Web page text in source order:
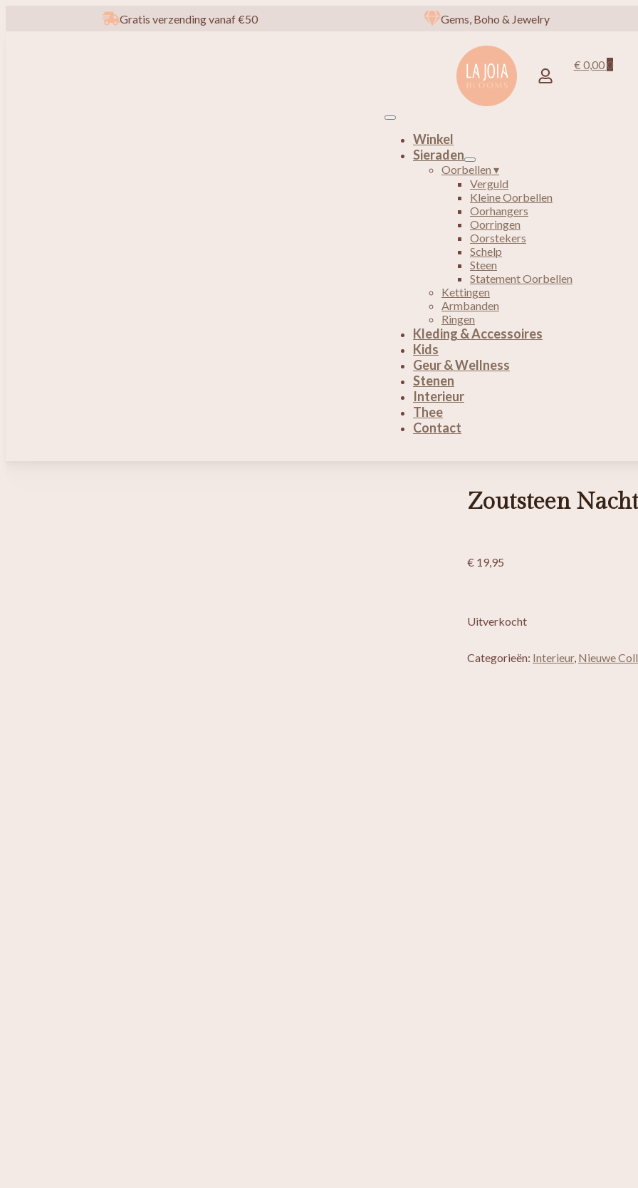
Gratis verzending vanaf €50 Gems, Boho & Jewelry
€ 0,00 0
Winkel
Sieraden
Oorbellen ▾
Verguld
Kleine Oorbellen
Oorhangers
Oorringen
Oorstekers
Schelp
Steen
Statement Oorbellen
Kettingen
Armbanden
Ringen
Kleding & Accessoires
Kids
Geur & Wellness
Stenen
Interieur
Thee
Contact
Zoutsteen
€ 19,95
Uitverkocht
Categorieën: Interieur, Nieuwe